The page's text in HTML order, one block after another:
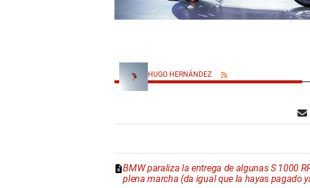
HUGO HERNÁNDEZ
BMW paraliza la entrega de algunas S 1000
plena marcha (da igual que la hayas pagado